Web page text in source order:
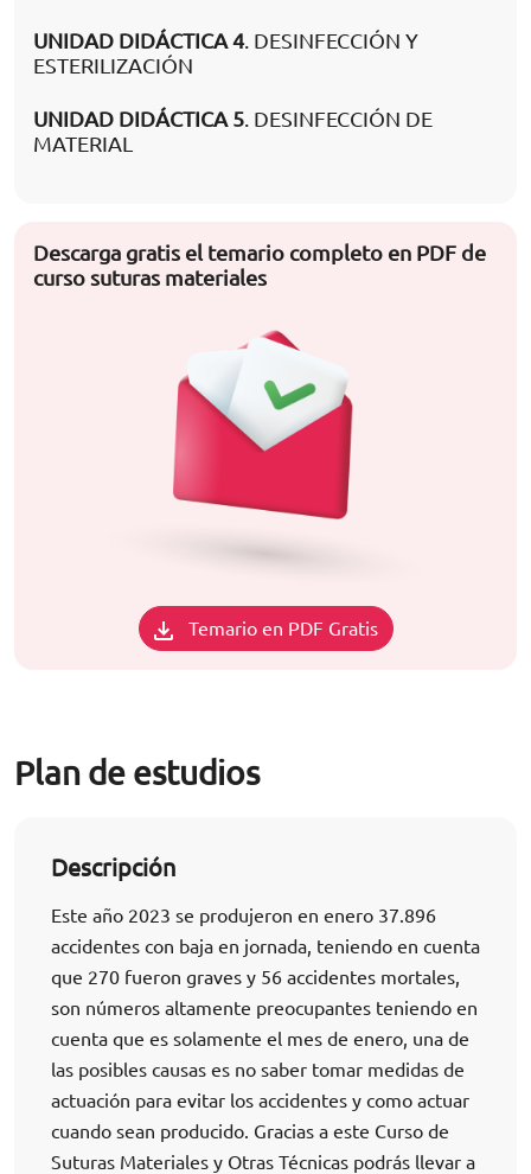
UNIDAD DIDÁCTICA 4. DESINFECCIÓN Y
ESTERILIZACIÓN
UNIDAD DIDÁCTICA 5. DESINFECCIÓN DE
MATERIAL
Descarga gratis el temario completo en PDF de
curso suturas materiales
Temario en PDF Gratis
Plan de estudios
Descripción
Este año 2023 se produjeron en enero 37.896
accidentes con baja en jornada, teniendo en cuenta
que 270 fueron graves y 56 accidentes mortales,
son números altamente preocupantes teniendo en
cuenta que es solamente el mes de enero, una de
las posibles causas es no saber tomar medidas de
actuación para evitar los accidentes y como actuar
cuando sean producido. Gracias a este Curso de
Suturas Materiales y Otras Técnicas podrás llevar a